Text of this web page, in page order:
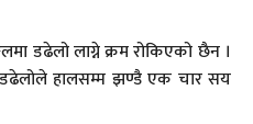
डढेलो लाग्ने क्रम रोकिएको छैन ।
हालसम्म झण्डै एक चार सय